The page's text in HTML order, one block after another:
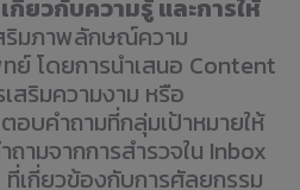
ยวกับความรู้ และการให้
ริมภาพลักษณ์ความ
โดยการนำเสนอ Content
สริมความงาม หรือ
อบคำถามที่กลุ่มเป้าหมายให้
ามจากการสำรวจใน Inbox
เกี่ยวข้องกับการศัลยกรรม